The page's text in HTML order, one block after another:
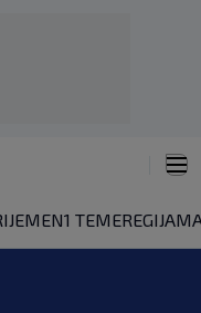
N1 TEMEREGIJA